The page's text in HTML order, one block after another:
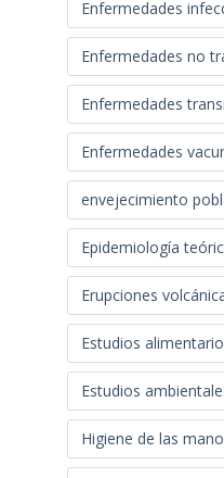
Enfermedades
Enfermedades no
Enfermedades
Enfermedades
envejecimiento
Epidemiología
Erupciones
Estudios
Estudios
Higiene de las